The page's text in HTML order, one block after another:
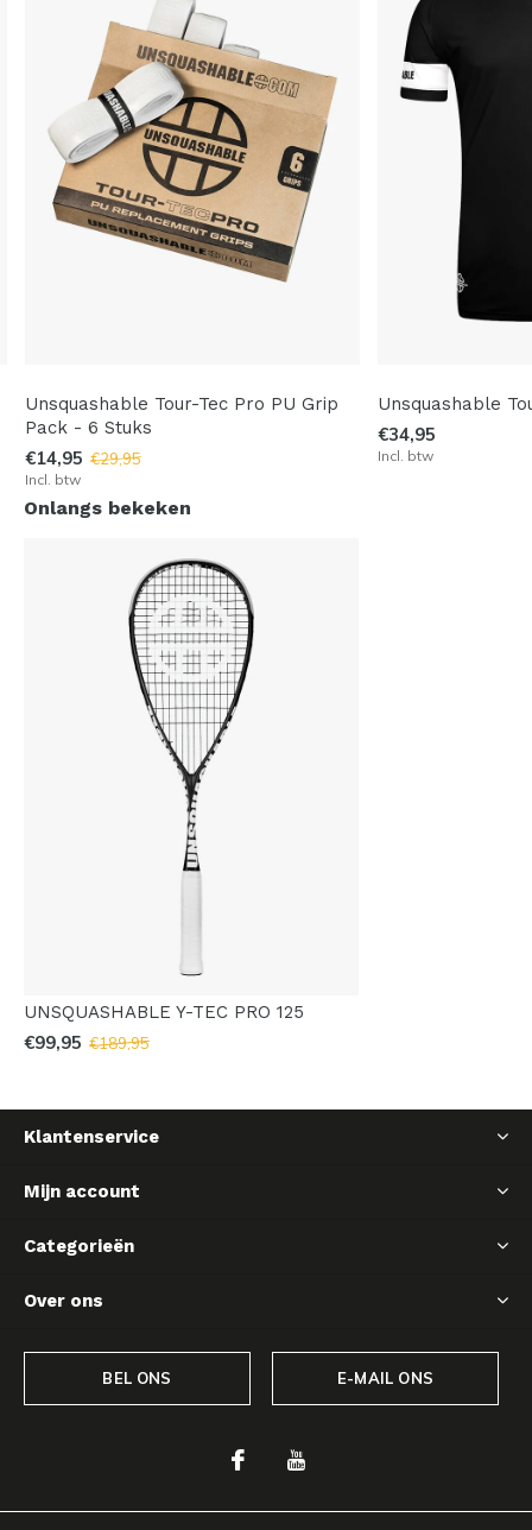
Unsquashable Tour-Tec Pro PU Grip
Pack - 6 Stuks
€14,95 €29,95
Incl. btw
Unsquashable
€34,95
Incl. btw
Onlangs bekeken
UNSQUASHABLE Y-TEC PRO 125
€99,95 €189,95
Klantenservice
Mijn account
Categorieën
Over ons
BEL ONS E-MAIL ONS